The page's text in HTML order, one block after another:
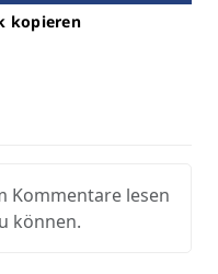
kopieren
Kommentare lesen
können.